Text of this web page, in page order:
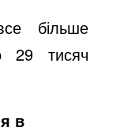
більше
29 тисяч
в